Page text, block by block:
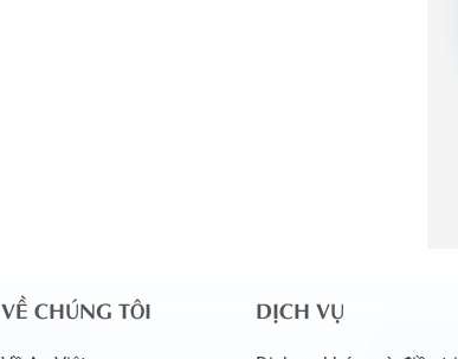
VỀ CHÚNG TÔI DỊCH VỤ